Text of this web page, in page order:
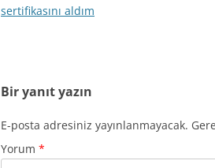
dolaşımı
sertifikasını aldım
Bir yanıt yazın
E-posta adresiniz yayınlanmayacak.
Yorum *